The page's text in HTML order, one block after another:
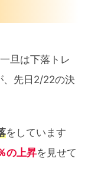
旦は下落トレ
、先日2/22の決
をしています
の上昇を見せて